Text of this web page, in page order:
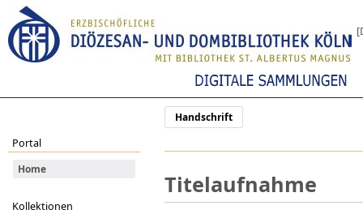
Handschrift
Portal
Home
Kollektionen
Titelaufnahme